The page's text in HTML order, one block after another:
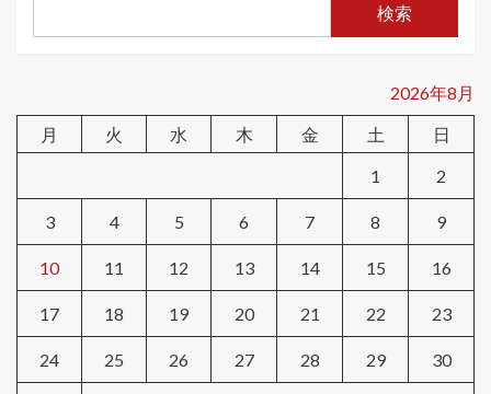
検索
2026年8月
月
火 水 木 金 土
日
1
2
3 4 5 6 7 8 9
10 11 12 13 14 15 16
17 18 19 20 21 22 23
24 25 26 27 28 29 30